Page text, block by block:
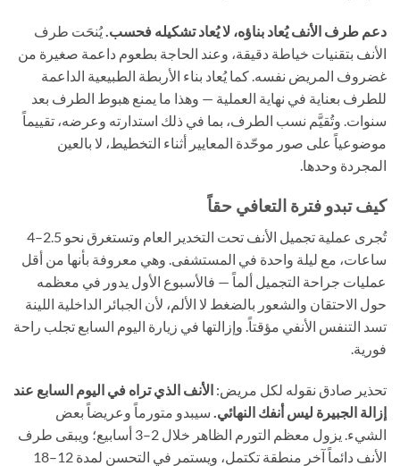
دعم طرف الأنف يُعاد بناؤه، لا يُعاد تشكيله فحسب.يُنحَت طرف
الأنف بتقنيات خياطة دقيقة، وعند الحاجة بطعوم داعمة صغيرة من
غضروف المريض نفسه. كما يُعاد بناء الأربطة الطبيعية الداعمة
للطرف بعناية في نهاية العملية — وهذا ما يمنع هبوط الطرف بعد
سنوات. وتُقيَّم نسب الطرف، بما في ذلك استدارته وعرضه، تقييماً
موضوعياً على صور موحّدة المعايير أثناء التخطيط، لا بالعين
المجردة وحدها.
كيف تبدو فترة التعافي حقاً
تُجرى عملية تجميل الأنف تحت التخدير العام وتستغرق نحو 2.5–4
ساعات، مع ليلة واحدة في المستشفى. وهي معروفة بأنها من أقل
عمليات جراحة التجميل ألماً — فالأسبوع الأول يدور في معظمه
حول الاحتقان والشعور بالضغط لا الألم، لأن الجبائر الداخلية اللينة
تسد التنفس الأنفي مؤقتاً. وإزالتها في زيارة اليوم السابع تجلب راحة
فورية.
تحذير صادق نقوله لكل مريض: الأنف الذي تراه في اليوم السابع عند
إزالة الجبيرة ليس أنفك النهائي. سيبدو متورماً وعريضاً بعض
الشيء. يزول معظم التورم الظاهر خلال 2–3 أسابيع؛ ويبقى طرف
الأنف دائماً آخر منطقة تكتمل، ويستمر في التحسن لمدة 12–18